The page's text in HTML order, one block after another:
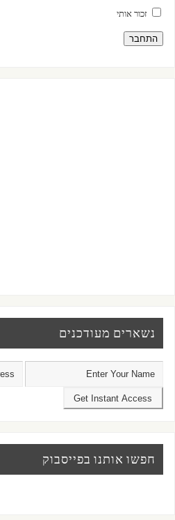
זכור אותי
התחבר
נשארים מעודכנים
חפשו אותנו בפייסבוק